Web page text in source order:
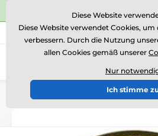
⭐Siehe 504 verifizierte
Rufen Sie uns an (Mo-Fr 15-18)
0
Einführung Logotypen und
Diese Website
Diese Website verwendet Cookies,
verbessern. Durch die Nutzung
allen Cookies gemäß unserer
Nur
Ich stimme